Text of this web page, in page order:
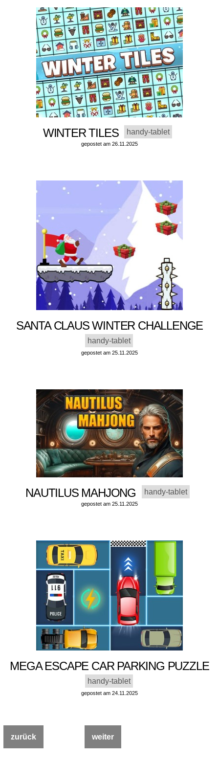
WINTER TILES handy-tablet
gepostet am 26.11.2025
SANTA CLAUS WINTER CHALLENGE
handy-tablet
gepostet am 25.11.2025
NAUTILUS MAHJONG handy-tablet
gepostet am 25.11.2025
MEGA ESCAPE CAR PARKING PUZZLE
handy-tablet
gepostet am 24.11.2025
zurück weiter